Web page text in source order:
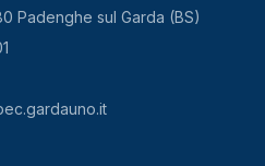
Padenghe sul Garda (BS)